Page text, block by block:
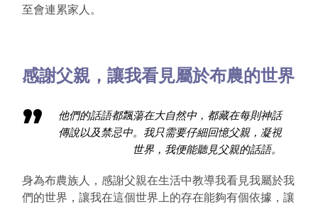
至會連累家人。
感謝父親，讓我看見屬於布農的世界
他們的話語都飄蕩在大自然中，都藏在每則神話
傳說以及禁忌中。我只需要仔細回憶父親，凝視
世界，我便能聽見父親的話語。
身為布農族人，感謝父親在生活中教導我看見我屬於我
們的世界，讓我在這個世界上的存在能夠有個依據，讓